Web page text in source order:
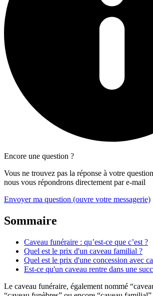
Encore une question ?
Vous ne trouvez pas la réponse à votre
nous vous répondrons directement par e-mail
Envoyer ma question (ouvre votre messagerie)
Sommaire
Caveau funéraire : qu’est-ce que c’est ?
Quel est le prix d'un caveau familial ?
Quel est le prix d'une concession avec
Est-ce qu'un caveau rentre dans une
Le caveau funéraire, également nommé